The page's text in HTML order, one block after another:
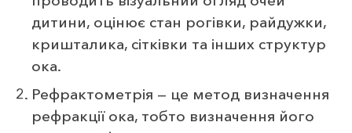
дитини, оцінює стан рогівки, райдужки,
кришталика, сітківки та інших структур
ока.
Рефрактометрія — це метод визначення
рефракції ока, тобто визначення його